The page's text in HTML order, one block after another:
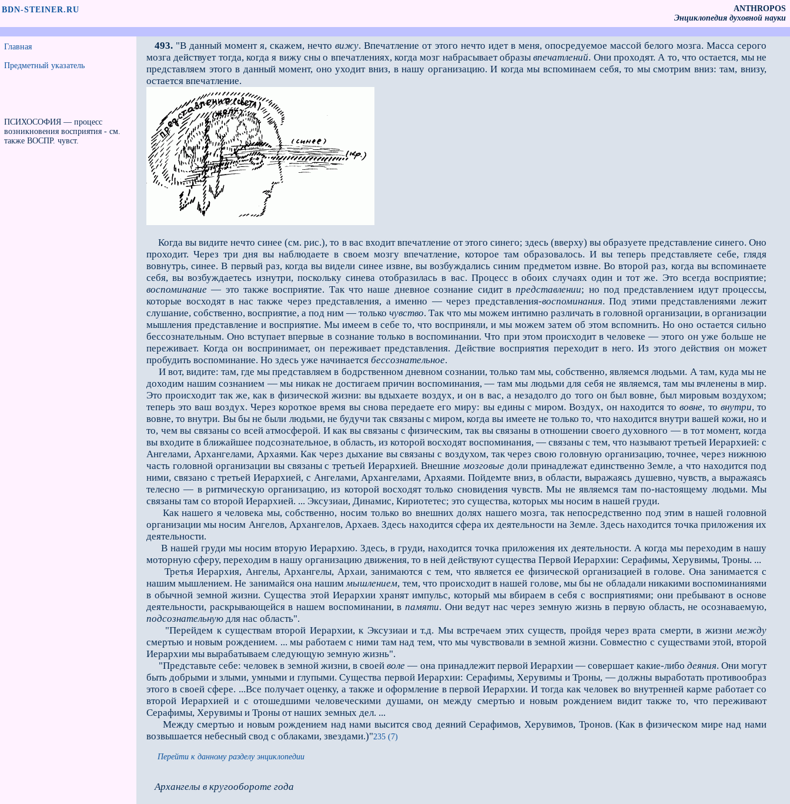
BDN-STEINER.RU
ANTHROPOS
Энциклопедия духовной науки
Главная
Предметный указатель
ПСИХОСОФИЯ — процесс
возникновения восприятия - см.
также ВОСПР. чувст.
493. "В данный момент я, скажем, нечтовижу. Впечатление от этого нечто идет в меня, опосредуемое массой белого мозга. Масса серого
мозга действует тогда, когда я вижу сны о впечатлениях, когда мозг набрасывает образывпечатлений. Они проходят. А то, что остается, мы не
представляем этого в данный момент, оно уходит вниз, в нашу организацию. И когда мы вспоминаем себя, то мы смотрим вниз: там, внизу,
остается впечатление.
Когда вы видите нечто синее (см. рис.), то в вас входит впечатление от этого синего; здесь (вверху) вы образуете представление синего. Оно
проходит. Через три дня вы наблюдаете в своем мозгу впечатление, которое там образовалось. И вы теперь представляете себе, глядя
вовнутрь, синее. В первый раз, когда вы видели синее извне, вы возбуждались синим предметом извне. Во второй раз, когда вы вспоминаете
себя, вы возбуждаетесь изнутри, поскольку синева отобразилась в вас. Процесс в обоих случаях один и тот же. Это всегда восприятие;
воспоминание — это также восприятие. Так что наше дневное сознание сидит впредставлении; но под представлением идут процессы,
которые восходят в нас также через представления, а именно — через представления-воспоминания. Под этими представлениями лежит
слушание, собственно, восприятие, а под ним — толькочувство. Так что мы можем интимно различать в головной организации, в организации
мышления представление и восприятие. Мы имеем в себе то, что восприняли, и мы можем затем об этом вспомнить. Но оно остается сильно
бессознательным. Оно вступает впервые в сознание только в воспоминании. Что при этом происходит в человеке — этого он уже больше не
переживает. Когда он воспринимает, он переживает представления. Действие восприятия переходит в него. Из этого действия он может
пробудить воспоминание. Но здесь уже начинается бессознательное.
И вот, видите: там, где мы представляем в бодрственном дневном сознании, только там мы, собственно, являемся людьми. А там, куда мы не
доходим нашим сознанием — мы никак не достигаем причин воспоминания, — там мы людьми для себя не являемся, там мы вчленены в мир.
Это происходит так же, как в физической жизни: вы вдыхаете воздух, и он в вас, а незадолго до того он был вовне, был мировым воздухом;
теперь это ваш воздух. Через короткое время вы снова передаете его миру: вы едины с миром. Воздух, он находится тововне, то внутри, то
вовне, то внутри. Вы бы не были людьми, не будучи так связаны с миром, когда вы имеете не только то, что находится внутри вашей кожи, но и
то, чем вы связаны со всей атмосферой. И как вы связаны с физическим, так вы связаны в отношении своего духовного — в тот момент, когда
вы входите в ближайшее подсознательное, в область, из которой восходят воспоминания, — связаны с тем, что называют третьей Иерархией: с
Ангелами, Архангелами, Архаями. Как через дыхание вы связаны с воздухом, так через свою головную организацию, точнее, через нижнюю
часть головной организации вы связаны с третьей Иерархией. Внешниемозговые доли принадлежат единственно Земле, а что находится под
ними, связано с третьей Иерархией, с Ангелами, Архангелами, Архаями. Пойдемте вниз, в области, выражаясь душевно, чувств, а выражаясь
телесно — в ритмическую организацию, из которой восходят только сновидения чувств. Мы не являемся там по-настоящему людьми. Мы
связаны там со второй Иерархией. ... Эксузиаи, Динамис, Кириотетес; это существа, которых мы носим в нашей груди.
Как нашего я человека мы, собственно, носим только во внешних долях нашего мозга, так непосредственно под этим в нашей головной
организации мы носим Ангелов, Архангелов, Архаев. Здесь находится сфера их деятельности на Земле. Здесь находится точка приложения их
деятельности.
В нашей груди мы носим вторую Иерархию. Здесь, в груди, находится точка приложения их деятельности. А когда мы переходим в нашу
моторную сферу, переходим в нашу организацию движения, то в ней действуют существа Первой Иерархии: Серафимы, Херувимы, Троны. ...
Третья Иерархия, Ангелы, Архангелы, Архаи, занимаются с тем, что является ее физической организацией в голове. Она занимается с
нашим мышлением. Не занимайся она нашиммышлением, тем, что происходит в нашей голове, мы бы не обладали никакими воспоминаниями
в обычной земной жизни. Существа этой Иерархии хранят импульс, который мы вбираем в себя с восприятиями; они пребывают в основе
деятельности, раскрывающейся в нашем воспоминании, в памяти. Они ведут нас через земную жизнь в первую область, не осознаваемую,
подсознательную для нас область".
"Перейдем к существам второй Иерархии, к Эксузиаи и т.д. Мы встречаем этих существ, пройдя через врата смерти, в жизнимежду
смертью и новым рождением. ... мы работаем с ними там над тем, что мы чувствовали в земной жизни. Совместно с существами этой, второй
Иерархии мы вырабатываем следующую земную жизнь".
"Представьте себе: человек в земной жизни, в своейволе — она принадлежит первой Иерархии — совершает какие-либо деяния. Они могут
быть добрыми и злыми, умными и глупыми. Существа первой Иерархии: Серафимы, Херувимы и Троны, — должны выработать противообраз
этого в своей сфере. ...Все получает оценку, а также и оформление в первой Иерархии. И тогда как человек во внутренней карме работает со
второй Иерархией и с отошедшими человеческими душами, он между смертью и новым рождением видит также то, что переживают
Серафимы, Херувимы и Троны от наших земных дел. ...
Между смертью и новым рождением над нами высится свод деяний Серафимов, Херувимов, Тронов. (Как в физическом мире над нами
возвышается небесный свод с облаками, звездами.)"235 (7)
Перейти к данному разделу энциклопедии
Архангелы в кругообороте года